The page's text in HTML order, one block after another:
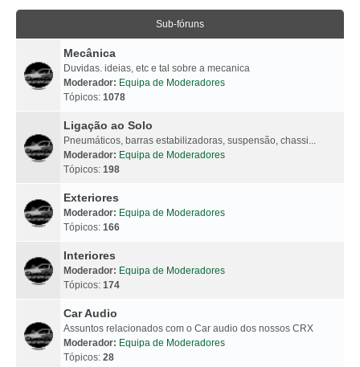
Sub-fóruns
Mecânica
Duvidas. ideias, etc e tal sobre a mecanica
Moderador: Equipa de Moderadores
Tópicos: 1078
Ligação ao Solo
Pneumáticos, barras estabilizadoras, suspensão, chassi...
Moderador: Equipa de Moderadores
Tópicos: 198
Exteriores
Moderador: Equipa de Moderadores
Tópicos: 166
Interiores
Moderador: Equipa de Moderadores
Tópicos: 174
Car Audio
Assuntos relacionados com o Car audio dos nossos CRX
Moderador: Equipa de Moderadores
Tópicos: 28